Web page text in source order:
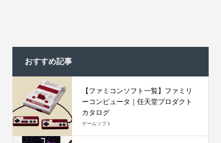
おすすめ記事
【ファミコンソフト一覧】ファミリ
ーコンピュータ｜任天堂プロダクト
カタログ
ゲームソフト